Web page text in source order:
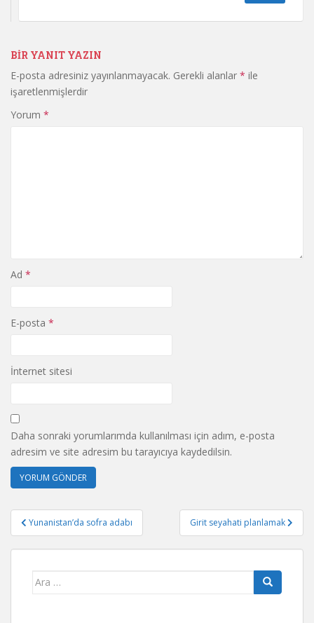
BIR YANIT YAZIN
E-posta adresiniz yayınlanmayacak. Gerekli alanlar * ile
işaretlenmişlerdir
Yorum *
Ad *
E-posta *
İnternet sitesi
Daha sonraki yorumlarımda kullanılması için adım, e-posta
adresim ve site adresim bu tarayıcıya kaydedilsin.
Yazı
gezinmesi
Yunanistan’da sofra adabı Girit seyahati planlamak
Arama